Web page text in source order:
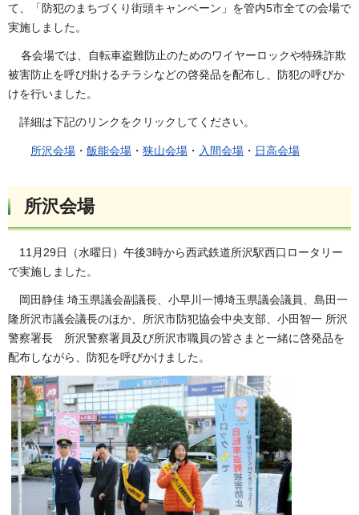
て、「防犯のまちづくり街頭キャンペーン」を管内5市全ての会場で
実施しました。
各会場では、自転車盗難防止のためのワイヤーロックや特殊詐欺
被害防止を呼び掛けるチラシなどの啓発品を配布し、防犯の呼びか
けを行いました。
詳細は下記のリンクをクリックしてください。
所沢会場 ・ 飯能会場 ・ 狭山会場 ・ 入間会場 ・ 日高会場
所沢会場
11月29日（水曜日）午後3時から西武鉄道所沢駅西口ロータリー
で実施しました。
岡田静佳 埼玉県議会副議長、小早川一博埼玉県議会議員、島田一
隆所沢市議会議長のほか、所沢市防犯協会中央支部、小田智一 所沢
警察署長
所沢警察署員及び所沢市職員の皆さまと一緒に啓発品を
配布しながら、防犯を呼びかけました。